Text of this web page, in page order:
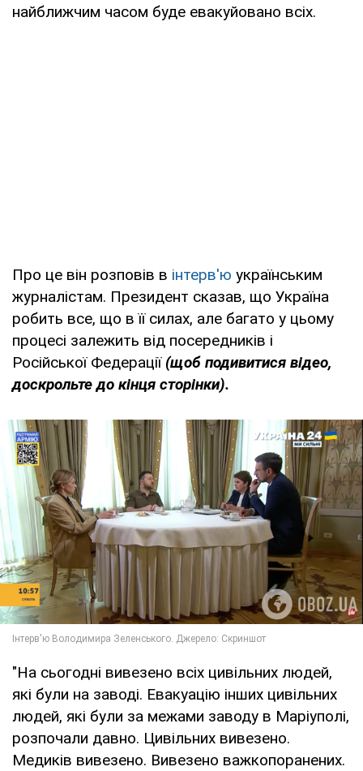
найближчим часом буде евакуйовано всіх.
Про це він розповів в інтерв'ю українським
журналістам. Президент сказав, що Україна
робить все, що в її силах, але багато у цьому
процесі залежить від посередників і
Російської Федерації (щоб подивитися відео,
доскрольте до кінця сторінки).
"На сьогодні вивезено всіх цивільних людей,
які були на заводі. Евакуацію інших цивільних
людей, які були за межами заводу в Маріуполі,
розпочали давно. Цивільних вивезено.
Медиків вивезено. Вивезено важкопоранених.